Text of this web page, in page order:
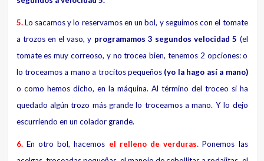
5.Lo sacamos y lo reservamos en un bol, y seguimos con el tomate
a trozos en el vaso, y programamos 3 segundos velocidad 5 (el
tomate es muy correoso, y no trocea bien, tenemos 2 opciones: o
lo troceamos a mano a trocitos pequeños (yo la hago así a mano)
o como hemos dicho, en la máquina. Al término del troceo si ha
quedado algún trozo más grande lo troceamos a mano. Y lo dejo
escurriendo en un colador grande.
6.En otro bol, hacemos el relleno de verduras. Ponemos las